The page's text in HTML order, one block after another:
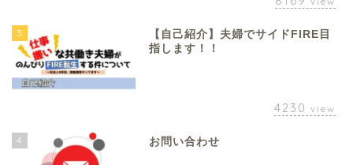
3
【自己紹介】夫婦でサイドFIRE目
指します！！
4230 view
4 お問い合わせ